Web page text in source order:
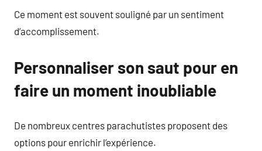
Ce moment est souvent souligné par un sentiment
d’accomplissement.
Personnaliser son saut pour en
faire un moment inoubliable
De nombreux centres parachutistes proposent des
options pour enrichir l’expérience.